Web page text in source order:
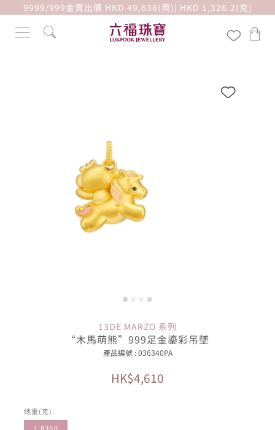
9999/999金賣出價 HKD 49,638(両)| HKD 1,326.2(克)
13DE MARZO 系列
“木馬萌熊”999足金鎏彩吊墜
產品編號 : 036340PA
HK$4,610
總重(克):
1.8300